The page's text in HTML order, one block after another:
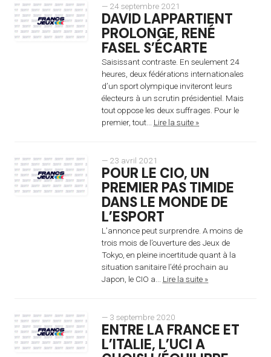
— 24 septembre 2021
DAVID LAPPARTIENT
PROLONGE, RENÉ
FASEL S’ÉCARTE
Saisissant contraste. En seulement 24
heures, deux fédérations internationales
d’un sport olympique inviteront leurs
électeurs à un scrutin présidentiel. Mais
tout oppose les deux suffrages. Pour le
premier, tout... Lire la suite »
— 23 avril 2021
POUR LE CIO, UN
PREMIER PAS TIMIDE
DANS LE MONDE DE
L’ESPORT
L’annonce peut surprendre. A moins de
trois mois de l’ouverture des Jeux de
Tokyo, en pleine incertitude quant à la
situation sanitaire l’été prochain au
Japon, le CIO a... Lire la suite »
— 3 septembre 2020
ENTRE LA FRANCE ET
L’ITALIE, L’UCI A